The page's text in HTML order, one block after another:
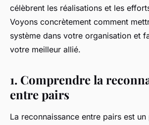
célèbrent les réalisations et les
Voyons concrètement comment
système dans votre organisation et
votre meilleur allié.
1. Comprendre la
entre pairs
La reconnaissance entre pairs est